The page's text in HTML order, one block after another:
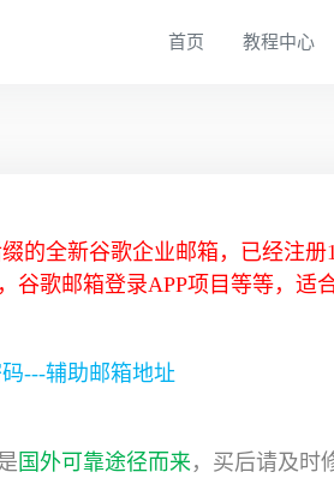
首页 教程中心
的全新谷歌企业邮箱，已经注
谷歌邮箱登录APP项目等等，适
---辅助邮箱地址
国外可靠途径而来，买后请及时